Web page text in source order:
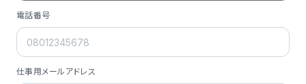
電話番号
仕事用メールアドレス